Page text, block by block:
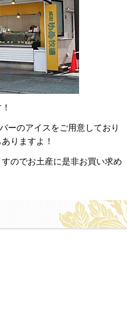
ーのアイスをご用意しており
りますよ！
のでお土産に是非お買い求め